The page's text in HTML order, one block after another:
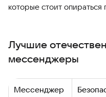
которые стоит
Лучшие
мессенджеры
Мессенджер